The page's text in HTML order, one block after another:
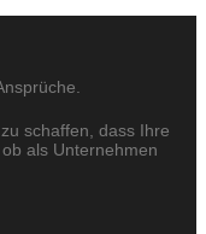
schaffen, dass Ihre
als Unternehmen